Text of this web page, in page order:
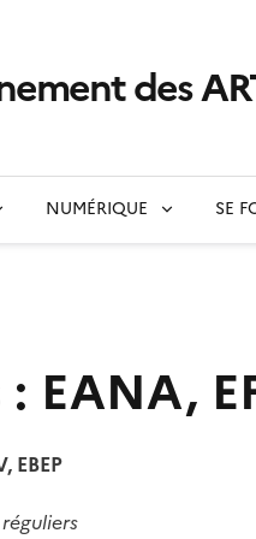
des
NUMÉRIQUE SE
EANA,
EBEP